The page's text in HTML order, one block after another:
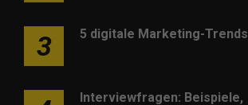
3 5 digitale Marketing-Trends
Interviewfragen: Beispiele,